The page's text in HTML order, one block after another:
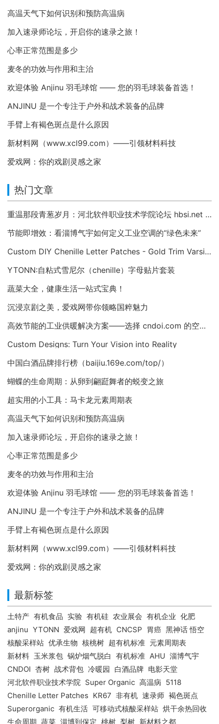
高温天气下如何识别和预防高温病
加入速录师论坛，开启你的速录之旅！
心率正常范围是多少
麦冬的功效与作用和主治
欢迎体验 Anjinu 羽毛球馆 —— 您的羽毛球装备首选！
ANJINU 是一个专注于户外和战术装备的品牌
手臂上有褐色斑点是什么原因
新材料网（www.xcl99.com）——引领材料科技
爱戏网：你的戏剧灵感之家
热门文章
重温那段青葱岁月：河北软件职业技术学院论坛 hbsi.net —— 2007 年至今的校园数字记忆
节能即增效：看淄博气宇如何定义工业空调的“绿色未来”
Custom DIY Chenille Letter Patches - Gold Trim Varsity Alphabet Appliques
YTONN:自粘式雪尼尔（chenille）字母贴片套装
蔬菜大全，健康生活一站式宝典！
沉浸京剧之美，爱戏网带你领略国粹魅力
高效节能的工业供暖解决方案——选择 cndoi.com 的空气对空气换热器与AHU
Custom Designs: Turn Your Vision into Reality
中国白酒品牌排行榜（baijiu.169e.com/top/）
蝴蝶的生命周期：从卵到翩跹舞者的蜕变之旅
超实用的小工具：马卡龙元素周期表
高温天气下如何识别和预防高温病
加入速录师论坛，开启你的速录之旅！
心率正常范围是多少
麦冬的功效与作用和主治
欢迎体验 Anjinu 羽毛球馆 —— 您的羽毛球装备首选！
ANJINU 是一个专注于户外和战术装备的品牌
手臂上有褐色斑点是什么原因
新材料网（www.xcl99.com）——引领材料科技
爱戏网：你的戏剧灵感之家
最新标签
土特产 有机食品 实验 有机硅 农业展会 有机企业 化肥
anjinu YTONN 爱戏网 超有机 CNCSP 胃癌 黑神话 悟空
核酸采样站 优承生物 核桃树 超有机标准 元素周期表
新材料 玉米浆包 锅炉烟气脱白 有机标准 AHU 淄博气宇
CNDOI 杏树 战术背包 冷暖园 白酒品牌 电影天堂
河北软件职业技术学院 Super Organic 高温病 5118
Chenille Letter Patches KR67 非有机 速录师 褐色斑点
Superorganic 有机生活 可移动式核酸采样站 烘干余热回收
生命周期 蔬菜 淄博到保定 桃树 梨树 新材料之都